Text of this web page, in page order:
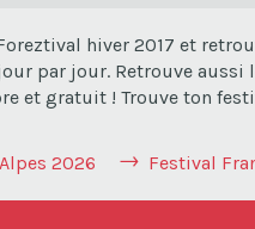
hiver 2017 et
par jour. Retrouve aussi
et gratuit ! Trouve ton
2026 Festival